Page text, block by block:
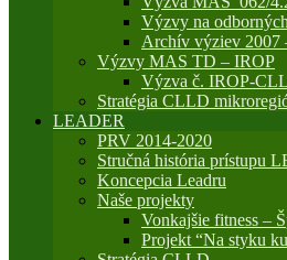
Výzvy na
Archív výziev 2007
Výzvy MAS TD – IROP
Výzva č. IROP-
Stratégia CLLD
LEADER
PRV 2014-2020
Stručná história prístupu
Koncepcia Leadru
Naše projekty
Vonkajšie fitness –
Projekt “Na styku